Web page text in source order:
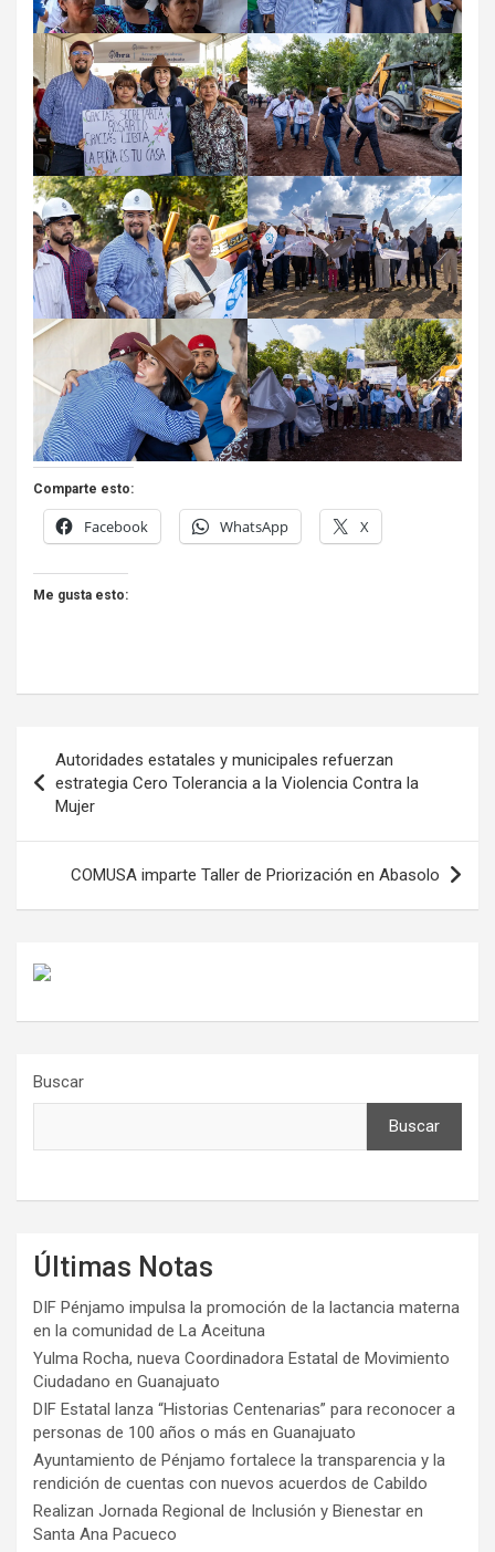
Comparte esto:
Facebook WhatsApp X
Me gusta esto:
de
entradas
Autoridades estatales y municipales refuerzan
estrategia Cero Tolerancia a la Violencia Contra la
Mujer
COMUSA imparte Taller de Priorización en Abasolo
Buscar
Buscar
Últimas Notas
DIF Pénjamo impulsa la promoción de la lactancia materna
en la comunidad de La Aceituna
Yulma Rocha, nueva Coordinadora Estatal de Movimiento
Ciudadano en Guanajuato
DIF Estatal lanza “Historias Centenarias” para reconocer a
personas de 100 años o más en Guanajuato
Ayuntamiento de Pénjamo fortalece la transparencia y la
rendición de cuentas con nuevos acuerdos de Cabildo
Realizan Jornada Regional de Inclusión y Bienestar en
Santa Ana Pacueco